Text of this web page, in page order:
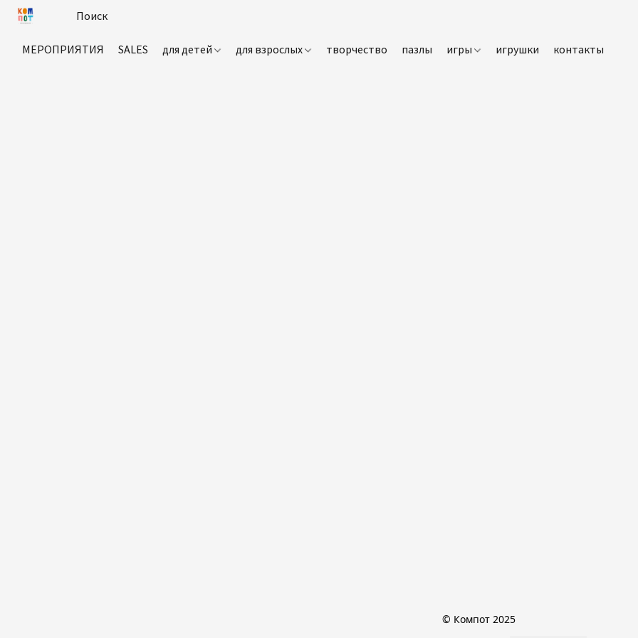
МЕРОПРИЯТИЯ SALES для детей для взрослых творчество пазлы игры игрушки контакты
© Компот 2025